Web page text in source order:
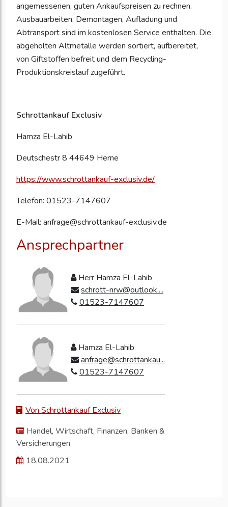
angemessenen, guten Ankaufspreisen zu rechnen.
Ausbauarbeiten, Demontagen, Aufladung und
Abtransport sind im kostenlosen Service enthalten. Die
abgeholten Altmetalle werden sortiert, aufbereitet,
von Giftstoffen befreit und dem Recycling-
Produktionskreislauf zugeführt.
Schrottankauf Exclusiv
Hamza El-Lahib
Deutschestr 8 44649 Herne
https://www.schrottankauf-exclusiv.de/
Telefon: 01523-7147607
E-Mail: anfrage@schrottankauf-exclusiv.de
Ansprechpartner
Herr Hamza El-Lahib
schrott-nrw@outlook....
01523-7147607
Hamza El-Lahib
anfrage@schrottankau...
01523-7147607
Von Schrottankauf Exclusiv
Handel, Wirtschaft, Finanzen, Banken &
Versicherungen
18.08.2021